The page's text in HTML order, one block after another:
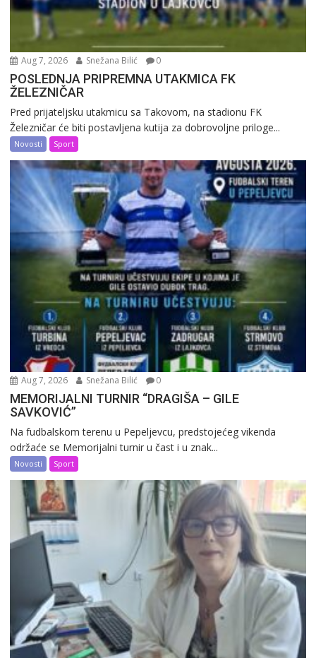
Aug 7, 2026 Snežana Bilić 0
POSLEDNJA PRIPREMNA UTAKMICA FK
ŽELEZNIČAR
Pred prijateljsku utakmicu sa Takovom, na stadionu FK
Železničar će biti postavljena kutija za dobrovoljne priloge...
Novosti Sport
Aug 7, 2026 Snežana Bilić 0
MEMORIJALNI TURNIR “DRAGIŠA – GILE
SAVKOVIĆ”
Na fudbalskom terenu u Pepeljevcu, predstojećeg vikenda
održaće se Memorijalni turnir u čast i u znak...
Novosti Sport